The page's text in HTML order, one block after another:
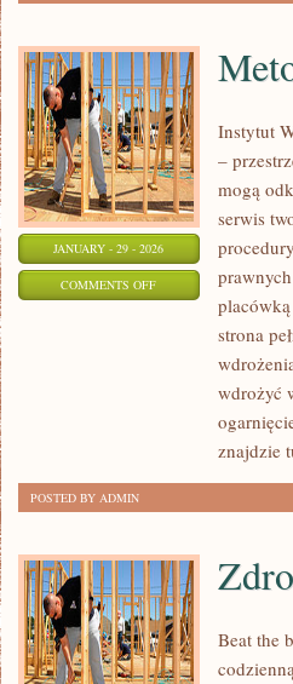
JANUARY - 29 - 2026
COMMENTS OFFON
NAUCZANIA
Instytut
–
mogą
serwis
strona
wdrożyć
znajdzie
POSTED BY ADMIN
Beat the